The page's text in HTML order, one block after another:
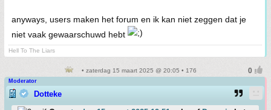
anyways, users maken het forum en ik kan niet zeggen dat je
niet vaak gewaarschuwd hebt
Hell To The Liars
• zaterdag 15 maart 2025 @ 20:05 • 176
Moderator
Dotteke